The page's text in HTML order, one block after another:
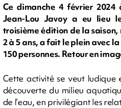
Ce dimanche 4 février
Jean-Lou Javoy a eu lieu
troisième édition de la
2 à 5 ans, a fait le plein avec
150 personnes. Retour en
Cette activité se veut
découverte du milieu
de l’eau, en privilégiant les